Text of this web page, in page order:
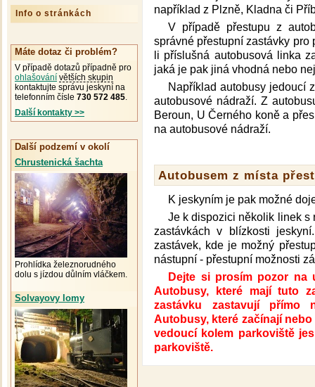
například z Plzně, Kladna či
V případě přestupu z
správné přestupní zastávky pro
li příslušná autobusová linka
jaká je pak jiná vhodná nebo
Například autobusy jedoucí
autobusové nádraží. Z
Beroun, U Černého koně a
na autobusové nádraží.
Autobusem z místa
K jeskyním je pak možné
Je k dispozici několik linek s
zastávkách v blízkosti
zastávek, kde je možný
nástupní - přestupní možnosti
Dejte si prosím pozor na
Autobusy, které mají tuto
zastávku zastavují přímo
Autobusy, které začínají
vedoucí kolem parkoviště
parkoviště.
Info o stránkách
Máte dotaz či problém?
V případě dotazů případně pro
ohlašování větších skupin
kontaktujte správu jeskyní na
telefonním čísle 730 572 485
Další kontakty >>
Další podzemí v okolí
Chrustenická šachta
Prohlídka železnorudného
dolu s jízdou důlním vláčkem.
Solvayovy lomy